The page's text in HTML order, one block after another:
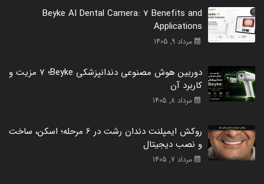
Beyke AI Dental Camera: 7 Benefits and
Applications
مرداد 9, 1405
دوربین هوش مصنوعی دندانپزشکی Beyke؛ 7 مزیت و
کاربرد آن
مرداد 8, 1405
روکش ایمپلنت دندان رشت در 6 مرحله؛ اسکن، ساخت
و نصب دیجیتال
مرداد 7, 1405